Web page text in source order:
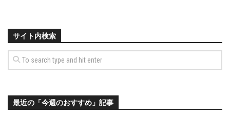
サイト内検索
最近の「今週のおすすめ」記事